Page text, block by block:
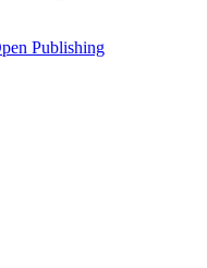
Publishing